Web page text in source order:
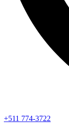
+511 774-3722